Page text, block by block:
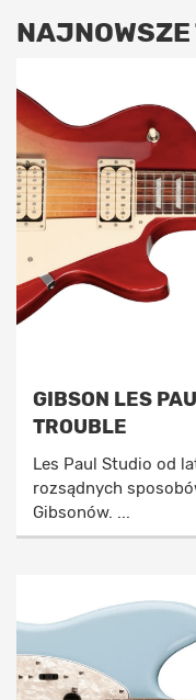
GIBSON LES
TROUBLE
Les Paul Studio od
rozsądnych
Gibsonów. ...